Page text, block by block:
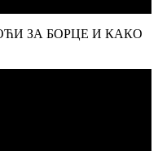
ЗА БОРЦЕ И КАКО